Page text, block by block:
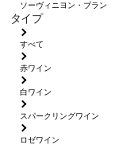
ソーヴィニヨン・ブラン
タイプ
すべて
赤ワイン
白ワイン
スパークリングワイン
ロゼワイン